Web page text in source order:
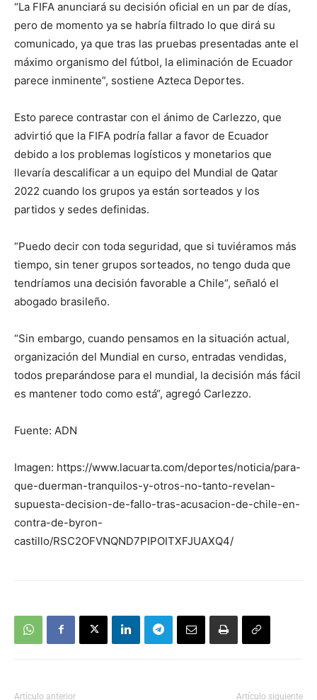
“La FIFA anunciará su decisión oficial en un par de días,
pero de momento ya se habría filtrado lo que dirá su
comunicado, ya que tras las pruebas presentadas ante el
máximo organismo del fútbol, la eliminación de Ecuador
parece inminente”, sostiene Azteca Deportes.
Esto parece contrastar con el ánimo de Carlezzo, que
advirtió que la FIFA podría fallar a favor de Ecuador
debido a los problemas logísticos y monetarios que
llevaría descalificar a un equipo del Mundial de Qatar
2022 cuando los grupos ya están sorteados y los
partidos y sedes definidas.
“Puedo decir con toda seguridad, que si tuviéramos más
tiempo, sin tener grupos sorteados, no tengo duda que
tendríamos una decisión favorable a Chile“, señaló el
abogado brasileño.
“Sin embargo, cuando pensamos en la situación actual,
organización del Mundial en curso, entradas vendidas,
todos preparándose para el mundial, la decisión más fácil
es mantener todo como está“, agregó Carlezzo.
Fuente: ADN
Imagen: https://www.lacuarta.com/deportes/noticia/para-
que-duerman-tranquilos-y-otros-no-tanto-revelan-
supuesta-decision-de-fallo-tras-acusacion-de-chile-en-
contra-de-byron-
castillo/RSC2OFVNQND7PIPOITXFJUAXQ4/
Artículo anterior Artículo siguiente